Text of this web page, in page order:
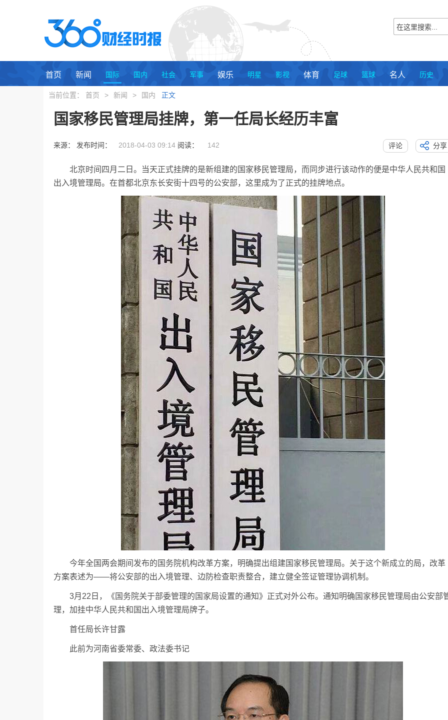
首页 新闻 国际 国内 社会 军事 娱乐 明星 影视 体育 足球 篮球 名人 历史
当前位置： 首页 > 新闻 > 国内 正文
国家移民管理局挂牌，第一任局长经历丰富
来源： 发布时间： 2018-04-03 09:14 阅读： 142 评论 分享
北京时间四月二日。当天正式挂牌的是新组建的国家移民管理局，而同步进行该动作的便是中华人民共和国
出入境管理局。在首都北京东长安街十四号的公安部，这里成为了正式的挂牌地点。
今年全国两会期间发布的国务院机构改革方案，明确提出组建国家移民管理局。关于这个新成立的局，改革
方案表述为——将公安部的出入境管理、边防检查职责整合，建立健全签证管理协调机制。
3月22日，《国务院关于部委管理的国家局设置的通知》正式对外公布。通知明确国家移民管理局由公安部
理，加挂中华人民共和国出入境管理局牌子。
首任局长许甘露
此前为河南省委常委、政法委书记